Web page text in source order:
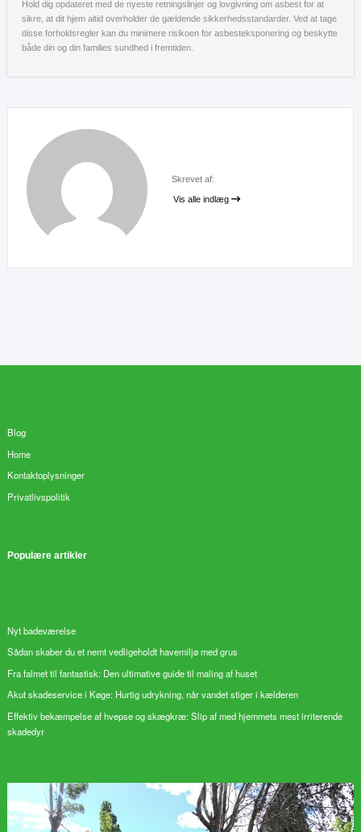
Hold dig opdateret med de nyeste retningslinjer og lovgivning om asbest for at
sikre, at dit hjem altid overholder de gældende sikkerhedsstandarder. Ved at tage
disse forholdsregler kan du minimere risikoen for asbesteksponering og beskytte
både din og din families sundhed i fremtiden.
Skrevet af:
Vis alle indlæg
Blog
Home
Kontaktoplysninger
Privatlivspolitik
Populære artikler
Nyt badeværelse
Sådan skaber du et nemt vedligeholdt havemiljø med grus
Fra falmet til fantastisk: Den ultimative guide til maling af huset
Akut skadeservice i Køge: Hurtig udrykning, når vandet stiger i kælderen
Effektiv bekæmpelse af hvepse og skægkræ: Slip af med hjemmets mest irriterende
skadedyr